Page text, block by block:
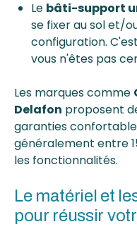
Le bâti-support
se fixer au sol et/
configuration.
vous n'êtes pas
Les marques comme
Delafon proposent
garanties
généralement entre
les fonctionnalités.
Le matériel et
pour réussir